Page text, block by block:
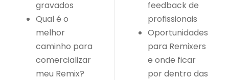
gravados
Qual é o
melhor
caminho para
comercializar
meu Remix?
feedback de
profissionais
Oportunidades
para Remixers
e onde ficar
por dentro das